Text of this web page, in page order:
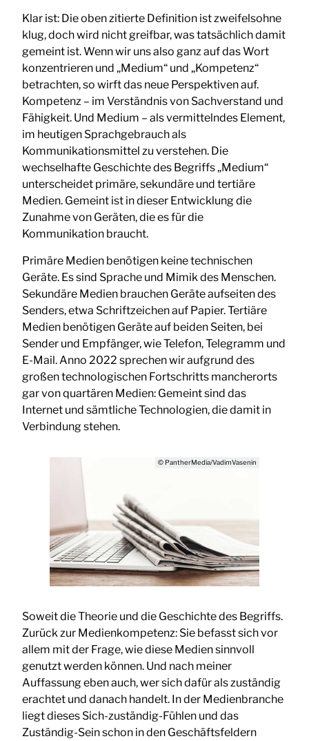
Klar ist: Die oben zitierte Definition ist zweifelsohne
klug, doch wird nicht greifbar, was tatsächlich damit
gemeint ist. Wenn wir uns also ganz auf das Wort
konzentrieren und „Medium“ und „Kompetenz“
betrachten, so wirft das neue Perspektiven auf.
Kompetenz – im Verständnis von Sachverstand und
Fähigkeit. Und Medium – als vermittelndes Element,
im heutigen Sprachgebrauch als
Kommunikationsmittel zu verstehen. Die
wechselhafte Geschichte des Begriffs „Medium“
unterscheidet primäre, sekundäre und tertiäre
Medien. Gemeint ist in dieser Entwicklung die
Zunahme von Geräten, die es für die
Kommunikation braucht.
Primäre Medien benötigen keine technischen
Geräte. Es sind Sprache und Mimik des Menschen.
Sekundäre Medien brauchen Geräte aufseiten des
Senders, etwa Schriftzeichen auf Papier. Tertiäre
Medien benötigen Geräte auf beiden Seiten, bei
Sender und Empfänger, wie Telefon, Telegramm und
E-Mail. Anno 2022 sprechen wir aufgrund des
großen technologischen Fortschritts mancherorts
gar von quartären Medien: Gemeint sind das
Internet und sämtliche Technologien, die damit in
Verbindung stehen.
© PantherMedia/VadimVasenin
Soweit die Theorie und die Geschichte des Begriffs.
Zurück zur Medienkompetenz: Sie befasst sich vor
allem mit der Frage, wie diese Medien sinnvoll
genutzt werden können. Und nach meiner
Auffassung eben auch, wer sich dafür als zuständig
erachtet und danach handelt. In der Medienbranche
liegt dieses Sich-zuständig-Fühlen und das
Zuständig-Sein schon in den Geschäftsfeldern